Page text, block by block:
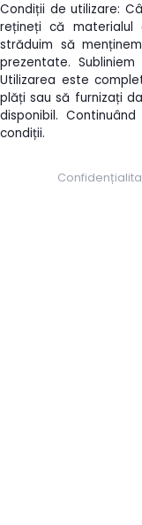
Condiții de utilizare:
rețineți că materialul
străduim să
prezentate.
Utilizarea este
plăți sau să furnizați
disponibil.
condiții.